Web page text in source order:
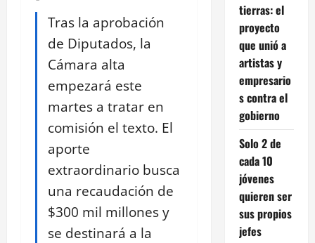
Tras la aprobación
de Diputados, la
Cámara alta
empezará este
martes a tratar en
comisión el texto. El
aporte
extraordinario busca
una recaudación de
$300 mil millones y
se destinará a la
tierras: el
proyecto
que unió a
artistas y
empresario
s contra el
gobierno
Solo 2 de
cada 10
jóvenes
quieren ser
sus propios
jefes